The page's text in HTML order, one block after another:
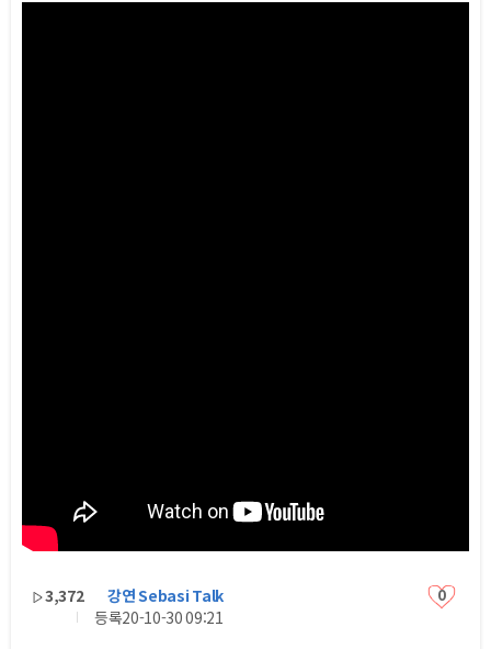
3,372
강연 Sebasi Talk
등록20-10-30 09:21
0